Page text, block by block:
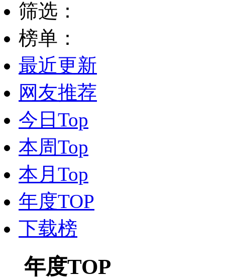
筛选：
榜单：
最近更新
网友推荐
今日Top
本周Top
本月Top
年度TOP
下载榜
年度TOP